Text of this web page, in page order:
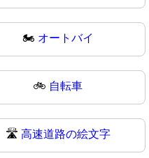
🏍 オートバイ
🚲 自転車
🛣️ 高速道路の絵文字